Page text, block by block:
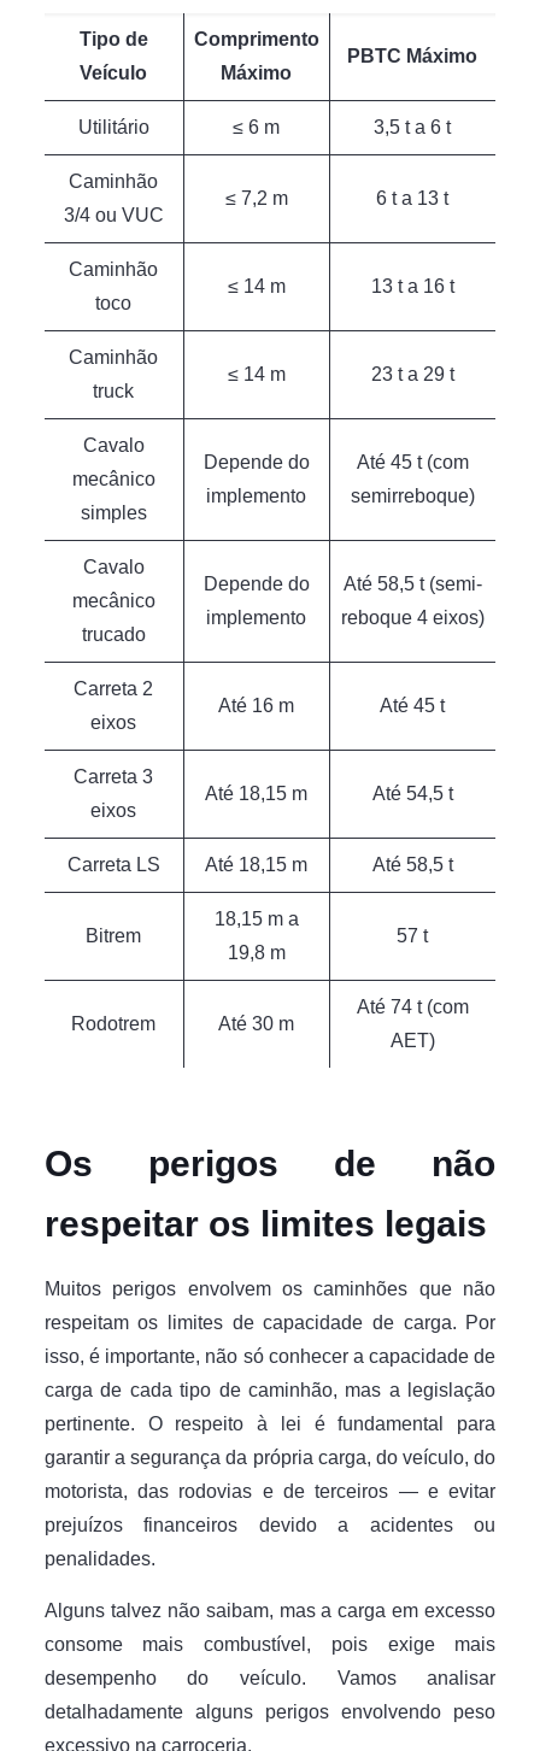
Tipo de
Veículo
Comprimento
Máximo
PBTC Máximo
Utilitário ≤ 6 m 3,5 t a 6 t
Caminhão
3/4 ou VUC
≤ 7,2 m 6 t a 13 t
Caminhão
toco
≤ 14 m 13 t a 16 t
Caminhão
truck
≤ 14 m 23 t a 29 t
Cavalo
mecânico
simples
Depende do
implemento
Até 45 t (com
semirreboque)
Cavalo
mecânico
trucado
Depende do
implemento
Até 58,5 t (semi-
reboque 4 eixos)
Carreta 2
eixos
Até 16 m Até 45 t
Carreta 3
eixos
Até 18,15 m Até 54,5 t
Carreta LS Até 18,15 m Até 58,5 t
Bitrem
18,15 m a
19,8 m
57 t
Rodotrem Até 30 m
Até 74 t (com
AET)
Os perigos de não
respeitar os limites legais
Muitos perigos envolvem os caminhões que não
respeitam os limites de capacidade de carga. Por
isso, é importante, não só conhecer a capacidade de
carga de cada tipo de caminhão, mas a legislação
pertinente. O respeito à lei é fundamental para
garantir a segurança da própria carga, do veículo, do
motorista, das rodovias e de terceiros — e evitar
prejuízos financeiros devido a acidentes ou
penalidades.
Alguns talvez não saibam, mas a carga em excesso
consome mais combustível, pois exige mais
desempenho do veículo. Vamos analisar
detalhadamente alguns perigos envolvendo peso
excessivo na carroceria.